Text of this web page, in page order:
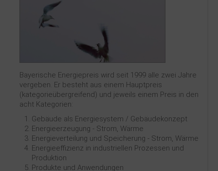
Bayerische Energiepreis wird seit 1999 alle zwei Jahre
vergeben. Er besteht aus einem Hauptpreis
(kategorieübergreifend) und jeweils einem Preis in den
acht Kategorien:
Gebäude als Energiesystem / Gebäudekonzept
Energieerzeugung - Strom, Wärme
Energieverteilung und Speicherung - Strom, Wärme
Energieeffizienz in industriellen Prozessen und
Produktion
Produkte und Anwendungen